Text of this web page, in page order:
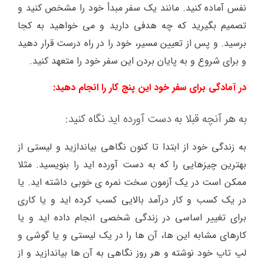
نفس آماده کنید. مانند یک سفر مبدأ خود را مشخص کنید و
تصمیم بگیرید که چه هدفی دارید و می خواهید به کجا
برسید. و پس از تعیین مسیر، خود را در راه درست قرار دهید
و برای شروع و به پایان بردن این سفر خود را متعهد کنید.
در آمادگی برای سفر خود این پنج کار را انجام دهید:
به هر آنچه قبلا به دست آورده اید نگاه کنید:
به زندگی خود از ابتدا تا کنون نگاهی بیاندازید و لیستی از
بهترین چیزهایی را که به دست آورده اید را بنویسید. مثلا
ممکن است در یک آزمون سخت نمره ی خوبی داشته اید. یا
در یک کسب و کار درآمد بالایی کسب کرده اید و یا کاری
برای تغییر اساسی در زندگی شخصی انجام داده اید و یا
کارهای مشابه این ها، آن ها را در یک لیستی و یا گوشی و
لپ تاپ خود نوشته و هر روز نگاهی به آن ها بیاندازید و از